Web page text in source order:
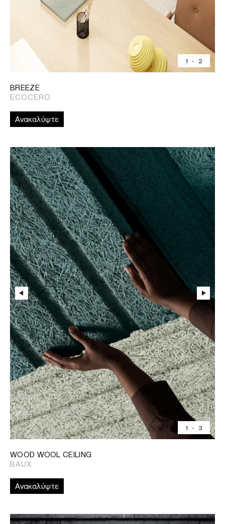
1 - 2
BREEZE
ECOCERO
Ανακαλύψτε
1 - 3
WOOD WOOL CEILING
BAUX
Ανακαλύψτε